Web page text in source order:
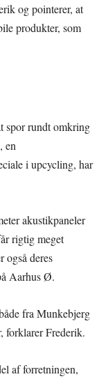
og pointerer, at
produkter, som
spor rundt omkring
en
i upcycling, har
akustikpaneler
rigtig meget
deres
Aarhus Ø.
fra Munkebjerg
forklarer Frederik.
af forretningen,